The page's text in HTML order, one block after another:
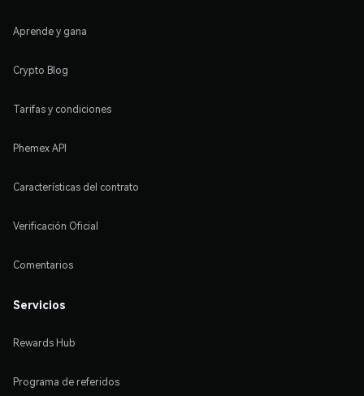
Aprende y gana
Crypto Blog
Tarifas y condiciones
Phemex API
Características del contrato
Verificación Oficial
Comentarios
Servicios
Rewards Hub
Programa de referidos